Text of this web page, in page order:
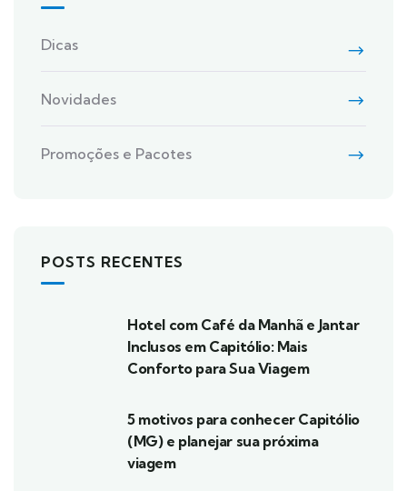
Dicas
Novidades
Promoções e Pacotes
POSTS RECENTES
Hotel com Café da Manhã e Jantar
Inclusos em Capitólio: Mais
Conforto para Sua Viagem
5 motivos para conhecer Capitólio
(MG) e planejar sua próxima
viagem